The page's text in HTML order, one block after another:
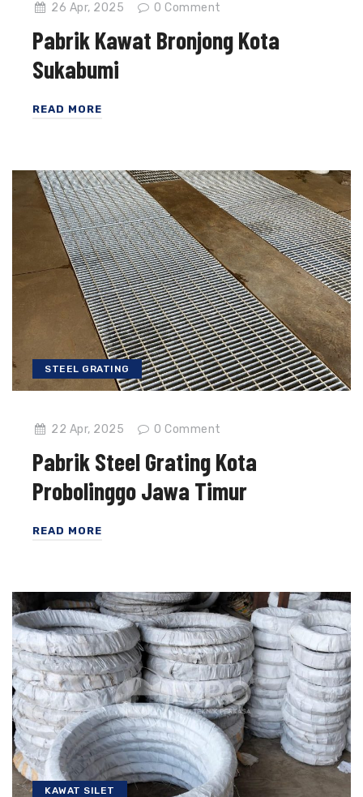
26 Apr, 2025 0 Comment
Pabrik Kawat Bronjong Kota
Sukabumi
READ MORE
STEEL GRATING
22 Apr, 2025 0 Comment
Pabrik Steel Grating Kota
Probolinggo Jawa Timur
READ MORE
KAWAT SILET